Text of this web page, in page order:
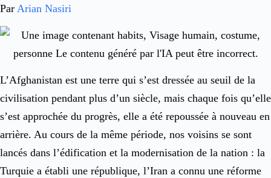
Par Arian Nasiri
L’Afghanistan est une terre qui s’est dressée au seuil de la
civilisation pendant plus d’un siècle, mais chaque fois qu’elle
s’est approchée du progrès, elle a été repoussée à nouveau en
arrière. Au cours de la même période, nos voisins se sont
lancés dans l’édification et la modernisation de la nation : la
Turquie a établi une république, l’Iran a connu une réforme